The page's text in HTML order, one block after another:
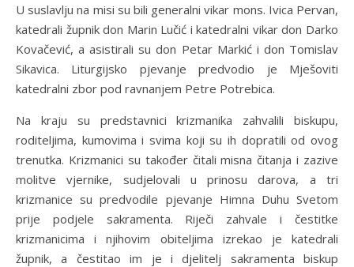
U suslavlju na misi su bili generalni vikar mons. Ivica Pervan,
katedrali župnik don Marin Lučić i katedralni vikar don Darko
Kovačević, a asistirali su don Petar Markić i don Tomislav
Sikavica. Liturgijsko pjevanje predvodio je Mješoviti
katedralni zbor pod ravnanjem Petre Potrebica.
Na kraju su predstavnici krizmanika zahvalili biskupu,
roditeljima, kumovima i svima koji su ih dopratili od ovog
trenutka. Krizmanici su također čitali misna čitanja i zazive
molitve vjernike, sudjelovali u prinosu darova, a tri
krizmanice su predvodile pjevanje Himna Duhu Svetom
prije podjele sakramenta. Riječi zahvale i čestitke
krizmanicima i njihovim obiteljima izrekao je katedrali
župnik, a čestitao im je i djelitelj sakramenta biskup